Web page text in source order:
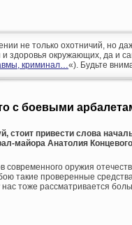
не только охотничий, но
здоровья окружающих, да и
криминал…«). Будьте
с боевыми
стоит привести слова
майора Анатолия
оружия
такие проверенные
тоже рассматривается